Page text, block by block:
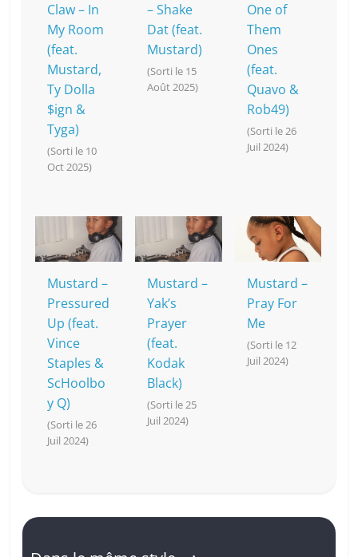
Claw – In
My Room
(feat.
Mustard,
Ty Dolla
$ign &
Tyga)
(Sorti le 10
Oct 2025)
– Shake
Dat (feat.
Mustard)
(Sorti le 15
Août 2025)
One of
Them
Ones
(feat.
Quavo &
Rob49)
(Sorti le 26
Juil 2024)
Mustard –
Pressured
Up (feat.
Vince
Staples &
ScHoolbo
y Q)
(Sorti le 26
Juil 2024)
Mustard –
Yak’s
Prayer
(feat.
Kodak
Black)
(Sorti le 25
Juil 2024)
Mustard –
Pray For
Me
(Sorti le 12
Juil 2024)